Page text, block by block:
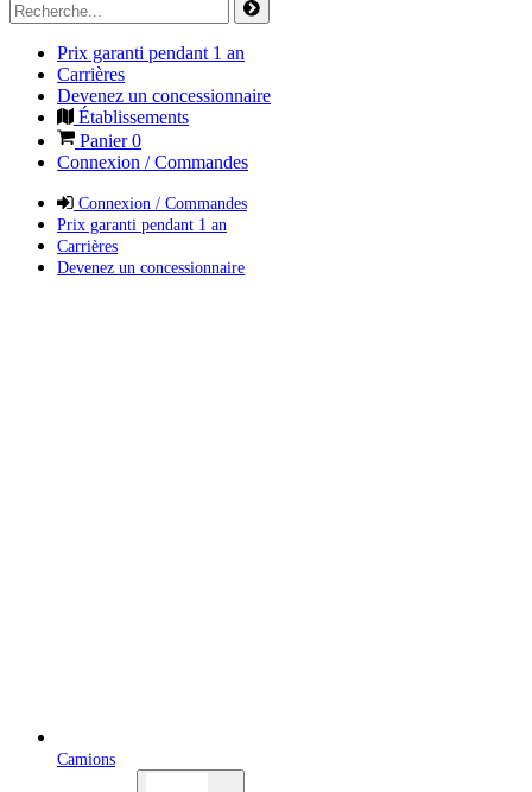
Prix garanti pendant 1 an
Carrières
Devenez un concessionnaire
Établissements
Panier0
Connexion / Commandes
Connexion / Commandes
Prix garanti pendant 1 an
Carrières
Devenez un concessionnaire
Camions